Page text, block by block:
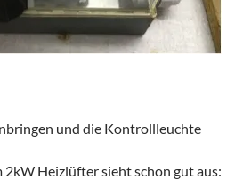
und die Kontrollleuchte
Heizlüfter sieht schon gut aus: